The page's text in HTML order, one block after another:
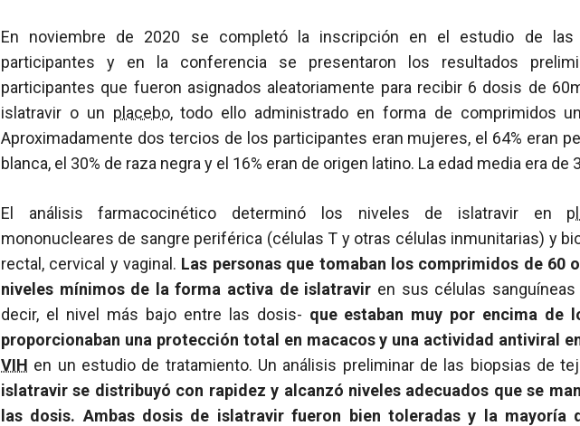
En noviembre de 2020 se completó la inscripción en el estudio de las
participantes y en la conferencia se presentaron los resultados
participantes que fueron asignados aleatoriamente para recibir 6 dosis de
islatravir o un placebo, todo ello administrado en forma de comprimidos
Aproximadamente dos tercios de los participantes eran mujeres, el 64% eran
blanca, el 30% de raza negra y el 16% eran de origen latino. La edad media era de
El análisis farmacocinético determinó los niveles de islatravir en
mononucleares de sangre periférica (células T y otras células inmunitarias) y
rectal, cervical y vaginal. Las personas que tomaban los comprimidos de 60
niveles mínimos de la forma activa de islatravir en sus células
decir, el nivel más bajo entre las dosis- que estaban muy por encima de
proporcionaban una protección total en macacos y una actividad antiviral
VIH en un estudio de tratamiento. Un análisis preliminar de las biopsias de
islatravir se distribuyó con rapidez y alcanzó niveles adecuados que se
las dosis. Ambas dosis de islatravir fueron bien toleradas y la mayoría